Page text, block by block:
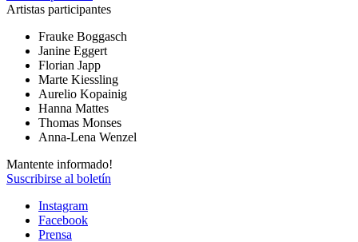
Artistas participantes
Frauke Boggasch
Janine Eggert
Florian Japp
Marte Kiessling
Aurelio Kopainig
Hanna Mattes
Thomas Monses
Anna-Lena Wenzel
Mantente informado!
Suscribirse al boletín
Instagram
Facebook
Prensa